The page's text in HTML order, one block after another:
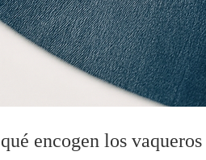
encogen los